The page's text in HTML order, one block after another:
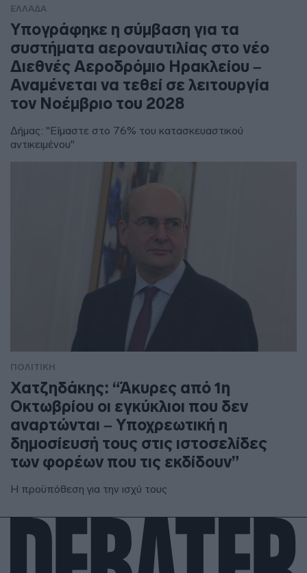
ΕΛΛΑΔΑ
Υπογράφηκε η σύμβαση για τα
συστήματα αεροναυτιλίας στο νέο
Διεθνές Αεροδρόμιο Ηρακλείου –
Αναμένεται να τεθεί σε λειτουργία
τον Νοέμβριο του 2028
Δήμας: "Είμαστε στο 76% του κατασκευαστικού
αντικειμένου"
ΠΟΛΙΤΙΚΗ
Χατζηδάκης: “Άκυρες από 1η
Οκτωβρίου οι εγκύκλιοι που δεν
αναρτώνται – Υποχρεωτική η
δημοσίευσή τους στις ιστοσελίδες
των φορέων που τις εκδίδουν”
Η προϋπόθεση για την ισχύ τους